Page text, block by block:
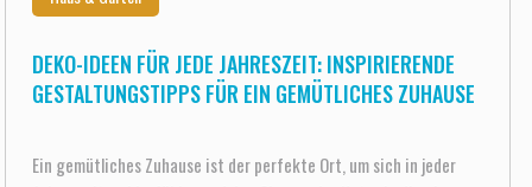
DEKO-IDEEN FÜR JEDE JAHRESZEIT: INSPIRIERENDE
GESTALTUNGSTIPPS FÜR EIN GEMÜTLICHES ZUHAUSE
Ein gemütliches Zuhause ist der perfekte Ort, um sich in jeder